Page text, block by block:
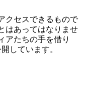
クセスできるもので
はあってはなりませ
アたちの手を借り
しています。